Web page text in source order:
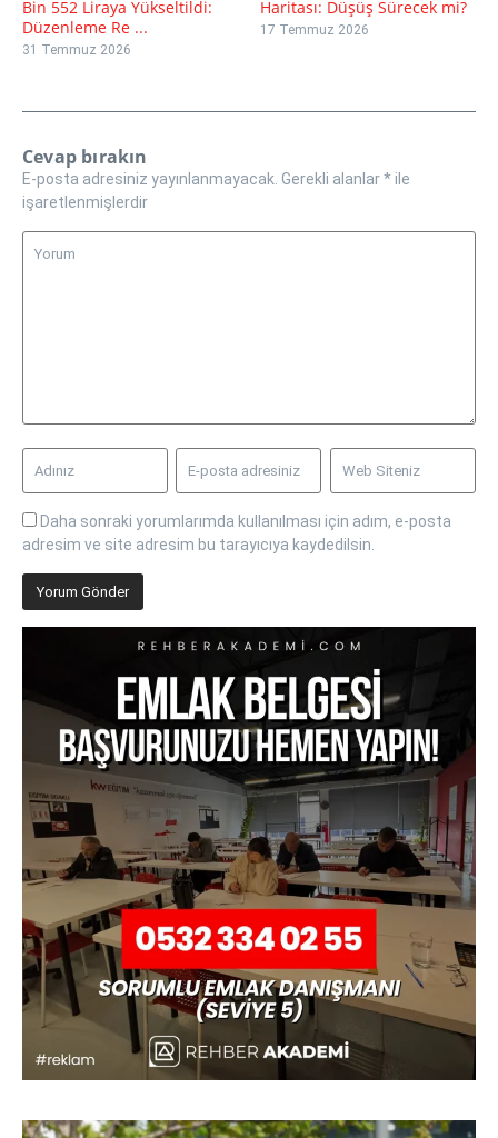
Bin 552 Liraya Yükseltildi:
Düzenleme Re ...
31 Temmuz 2026
Haritası: Düşüş Sürecek mi?
17 Temmuz 2026
Cevap bırakın
E-posta adresiniz yayınlanmayacak. Gerekli alanlar*ile
işaretlenmişlerdir
Daha sonraki yorumlarımda kullanılması için adım, e-posta
adresim ve site adresim bu tarayıcıya kaydedilsin.